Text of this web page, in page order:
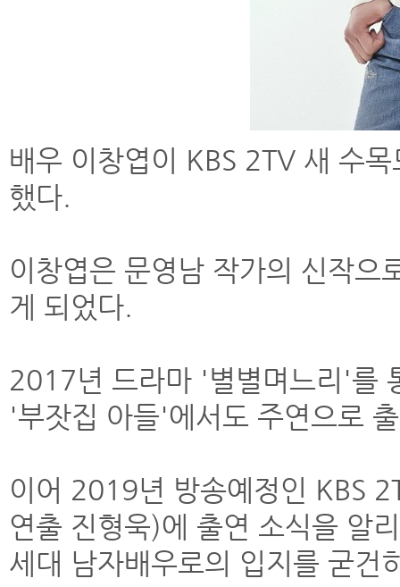
배우 이창엽이 KBS 2TV 새 수
했다.
이창엽은 문영남 작가의 신작으
게 되었다.
2017년 드라마 '별별며느리'를
'부잣집 아들'에서도 주연으로
이어 2019년 방송예정인 KBS
연출 진형욱)에 출연 소식을 알
세대 남자배우로의 입지를 굳건